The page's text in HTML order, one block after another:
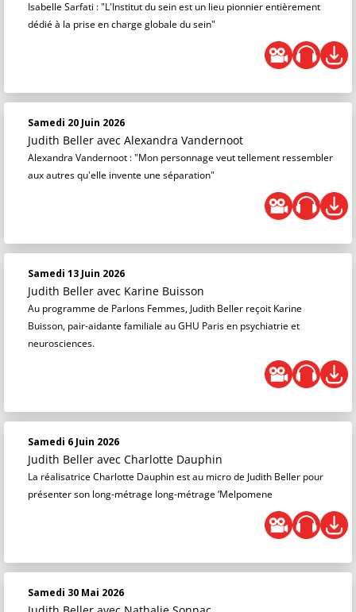
Isabelle Sarfati : "L'Institut du sein est un lieu pionnier entièrement
dédié à la prise en charge globale du sein"
Samedi 20 Juin 2026
Judith Beller avec Alexandra Vandernoot
Alexandra Vandernoot : "Mon personnage veut tellement ressembler
aux autres qu'elle invente une séparation"
Samedi 13 Juin 2026
Judith Beller avec Karine Buisson
Au programme de Parlons Femmes, Judith Beller reçoit Karine
Buisson, pair-aidante familiale au GHU Paris en psychiatrie et
neurosciences.
Samedi 6 Juin 2026
Judith Beller avec Charlotte Dauphin
La réalisatrice Charlotte Dauphin est au micro de Judith Beller pour
présenter son long-métrage long-métrage ‘Melpomene
Samedi 30 Mai 2026